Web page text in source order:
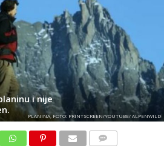
i nije
PLANINA, FOTO: PRINTSCREEN/YOUTUBE/ ALPENWILD